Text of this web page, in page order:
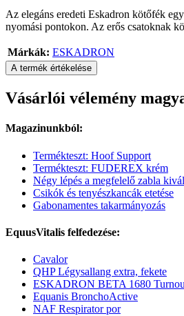
Az elegáns eredeti Eskadron kötőfék
nyomási pontokon. Az erős csatoknak
Márkák: ESKADRON
A termék értékelése
Vásárlói vélemény
Magazinunkból:
Termékteszt: Hoof Support
Termékteszt: FUDEREX krém
Négy lépés a megfelelő zabla
Csikók és tenyészkancák etetése
Gabonamentes takarmányozás
EquusVitalis felfedezése:
Cavalor
QHP Légysallang extra, fekete
ESKADRON BETA 1680
Equanis BronchoActive
NAF Respirator por